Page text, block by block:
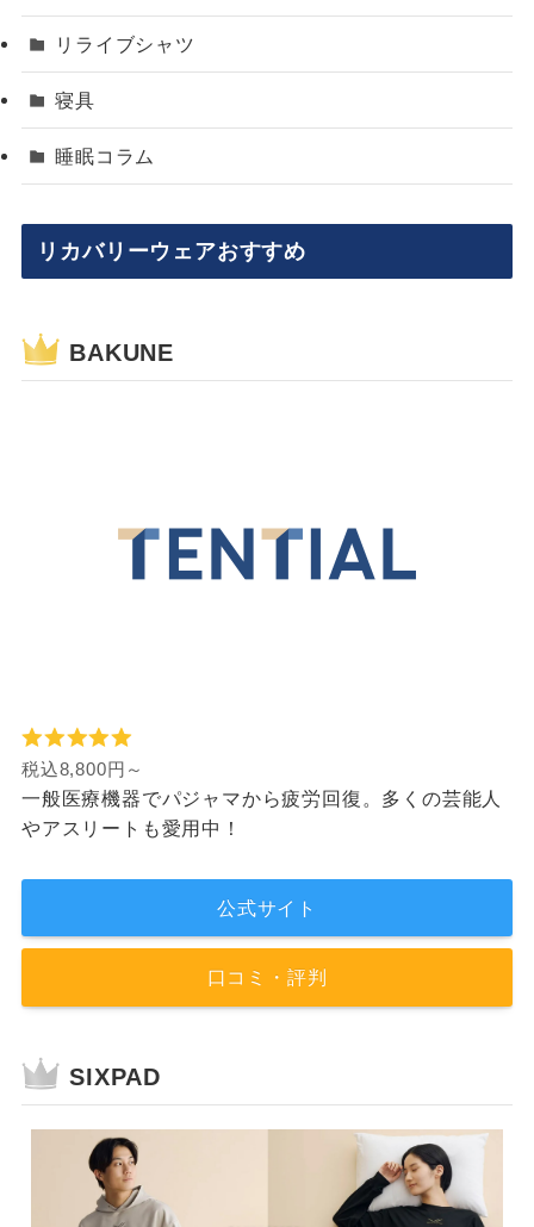
リライブシャツ
寝具
睡眠コラム
リカバリーウェアおすすめ
BAKUNE
税込8,800円～
一般医療機器でパジャマから疲労回復。多くの芸能人
やアスリートも愛用中！
公式サイト
口コミ・評判
SIXPAD